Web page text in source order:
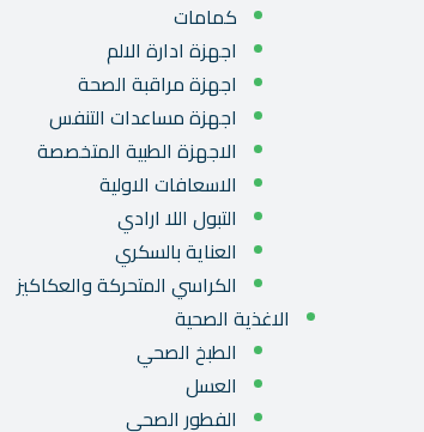
كمامات
اجهزة ادارة الالم
اجهزة مراقبة الصحة
اجهزة مساعدات التنفس
الاجهزة الطبية المتخصصة
الاسعافات الاولية
التبول اللا ارادي
العناية بالسكري
الكراسي المتحركة والعكاكيز
الاغذية الصحية
الطبخ الصحي
العسل
الفطور الصحي